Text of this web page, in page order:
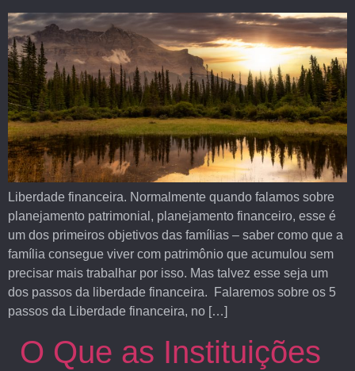
Liberdade financeira. Normalmente quando falamos sobre
planejamento patrimonial, planejamento financeiro, esse é
um dos primeiros objetivos das famílias – saber como que a
família consegue viver com patrimônio que acumulou sem
precisar mais trabalhar por isso. Mas talvez esse seja um
dos passos da liberdade financeira. Falaremos sobre os 5
passos da Liberdade financeira, no […]
O Que as Instituições